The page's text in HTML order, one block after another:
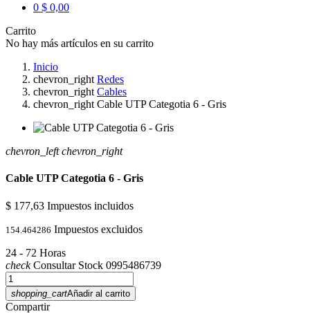
0 $ 0,00
Carrito
No hay más artículos en su carrito
Inicio
chevron_right Redes
chevron_right Cables
chevron_right Cable UTP Categotia 6 - Gris
chevron_left chevron_right
Cable UTP Categotia 6 - Gris
$ 177,63 Impuestos incluidos
154.464286 Impuestos excluidos
24 - 72 Horas
checkConsultar Stock 0995486739
shopping_cartAñadir al carrito
Compartir